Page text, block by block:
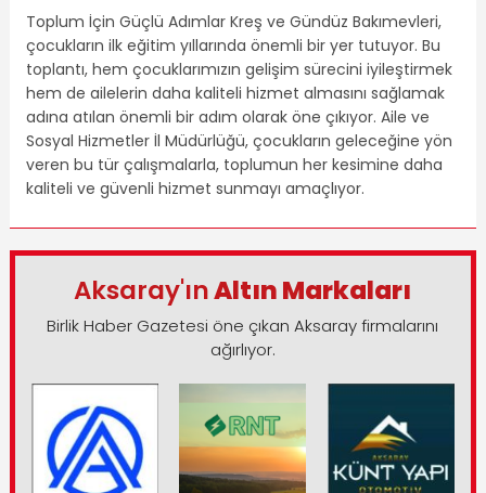
Toplum İçin Güçlü Adımlar Kreş ve Gündüz Bakımevleri,
çocukların ilk eğitim yıllarında önemli bir yer tutuyor. Bu
toplantı, hem çocuklarımızın gelişim sürecini iyileştirmek
hem de ailelerin daha kaliteli hizmet almasını sağlamak
adına atılan önemli bir adım olarak öne çıkıyor. Aile ve
Sosyal Hizmetler İl Müdürlüğü, çocukların geleceğine yön
veren bu tür çalışmalarla, toplumun her kesimine daha
kaliteli ve güvenli hizmet sunmayı amaçlıyor.
Aksaray'ınAltın Markaları
Birlik Haber Gazetesi öne çıkan Aksaray firmalarını
ağırlıyor.